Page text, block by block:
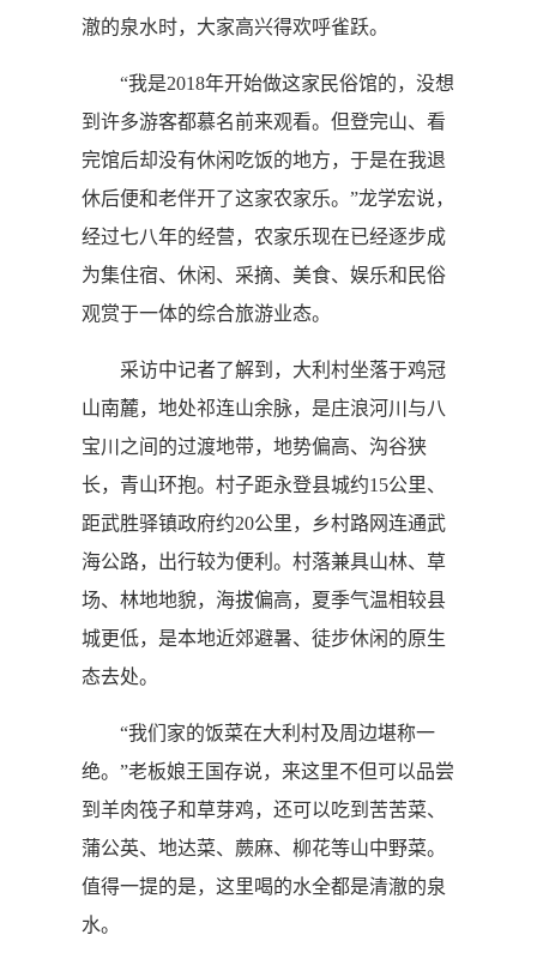
澈的泉水时，大家高兴得欢呼雀跃。
“我是2018年开始做这家民俗馆的，没想
到许多游客都慕名前来观看。但登完山、看
完馆后却没有休闲吃饭的地方，于是在我退
休后便和老伴开了这家农家乐。”龙学宏说，
经过七八年的经营，农家乐现在已经逐步成
为集住宿、休闲、采摘、美食、娱乐和民俗
观赏于一体的综合旅游业态。
采访中记者了解到，大利村坐落于鸡冠
山南麓，地处祁连山余脉，是庄浪河川与八
宝川之间的过渡地带，地势偏高、沟谷狭
长，青山环抱。村子距永登县城约15公里、
距武胜驿镇政府约20公里，乡村路网连通武
海公路，出行较为便利。村落兼具山林、草
场、林地地貌，海拔偏高，夏季气温相较县
城更低，是本地近郊避暑、徒步休闲的原生
态去处。
“我们家的饭菜在大利村及周边堪称一
绝。”老板娘王国存说，来这里不但可以品尝
到羊肉筏子和草芽鸡，还可以吃到苦苦菜、
蒲公英、地达菜、蕨麻、柳花等山中野菜。
值得一提的是，这里喝的水全都是清澈的泉
水。